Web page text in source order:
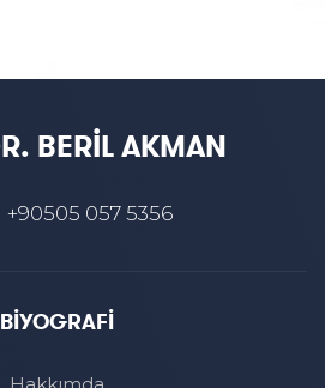
BERİL AKMAN
+90505 057 5356
BİYOGRAFİ